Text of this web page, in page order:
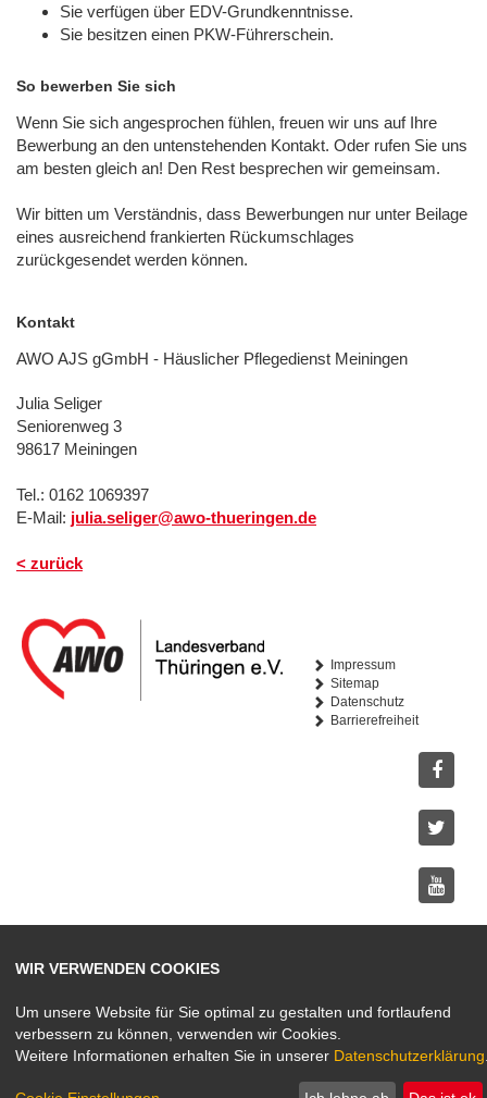
Sie verfügen über EDV-Grundkenntnisse.
Sie besitzen einen PKW-Führerschein.
So bewerben Sie sich
Wenn Sie sich angesprochen fühlen, freuen wir uns auf Ihre
Bewerbung an den untenstehenden Kontakt. Oder rufen Sie uns
am besten gleich an! Den Rest besprechen wir gemeinsam.
Wir bitten um Verständnis, dass Bewerbungen nur unter Beilage
eines ausreichend frankierten Rückumschlages
zurückgesendet werden können.
Kontakt
AWO AJS gGmbH - Häuslicher Pflegedienst Meiningen
Julia Seliger
Seniorenweg 3
98617 Meiningen
Tel.: 0162 1069397
E-Mail: julia.seliger@awo-thueringen.de
< zurück
Impressum
Sitemap
Datenschutz
Barrierefreiheit
WIR VERWENDEN COOKIES
Um unsere Website für Sie optimal zu gestalten und fortlaufend
verbessern zu können, verwenden wir Cookies.
Weitere Informationen erhalten Sie in unserer Datenschutzerklärung